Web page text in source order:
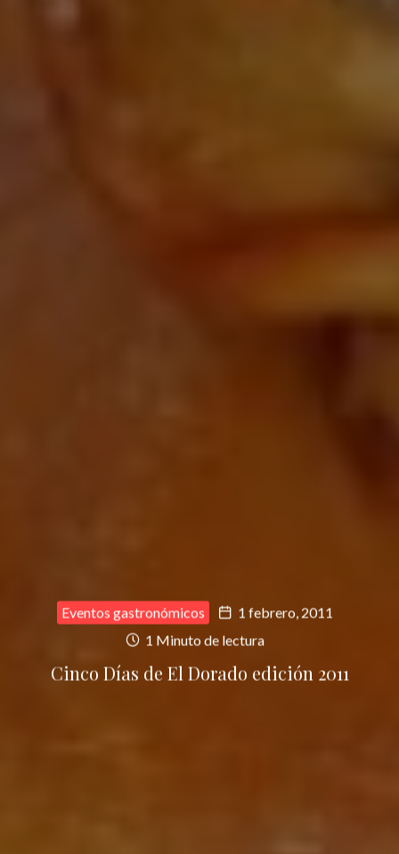
Eventos gastronómicos
1 febrero, 2011
1 Minuto de lectura
Cinco Días de El Dorado edición 2011